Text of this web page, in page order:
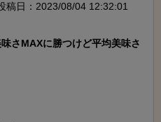
稿日：2023/08/04 12:32:01
さMAXに勝つけど平均美味さ